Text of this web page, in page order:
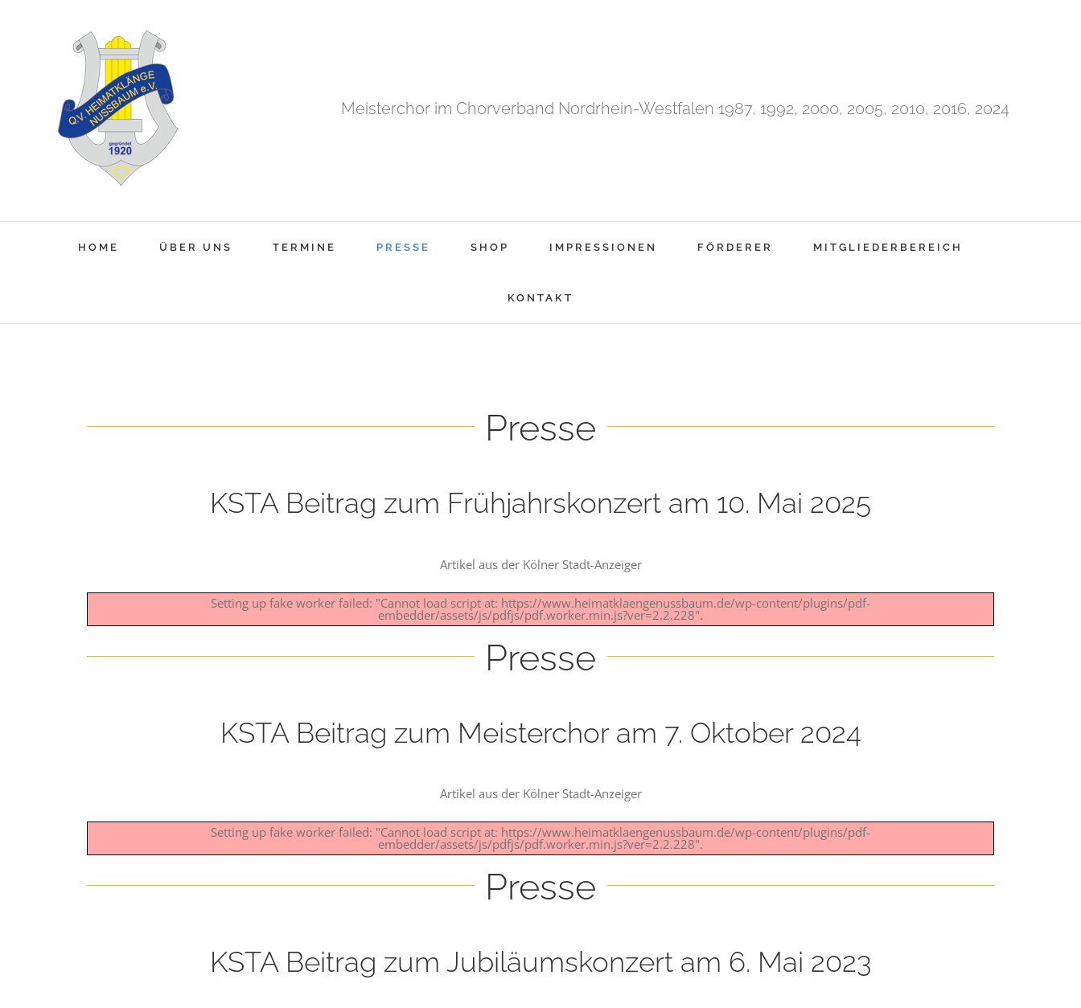
Meisterchor im Chorverband Nordrhein-Westfalen 1987, 1992, 2000, 2005, 2010, 2016, 2024
HOME ÜBER UNS TERMINE PRESSE SHOP IMPRESSIONEN FÖRDERER MITGLIEDERBEREICH
KONTAKT
Presse
KSTA Beitrag zum Frühjahrskonzert am 10. Mai 2025
Artikel aus der Kölner Stadt-Anzeiger
Setting up fake worker failed: "Cannot load script at: https://www.heimatklaengenussbaum.de/wp-content/plugins/pdf-
embedder/assets/js/pdfjs/pdf.worker.min.js?ver=2.2.228".
Presse
KSTA Beitrag zum Meisterchor am 7. Oktober 2024
Artikel aus der Kölner Stadt-Anzeiger
Setting up fake worker failed: "Cannot load script at: https://www.heimatklaengenussbaum.de/wp-content/plugins/pdf-
embedder/assets/js/pdfjs/pdf.worker.min.js?ver=2.2.228".
Presse
KSTA Beitrag zum Jubiläumskonzert am 6. Mai 2023